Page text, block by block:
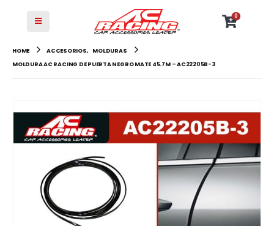
0
HOME ACCESORIOS, MOLDURAS
MOLDURA AC RACING DE PUERTA NEGRO MATE 45.7M – AC22205B-3